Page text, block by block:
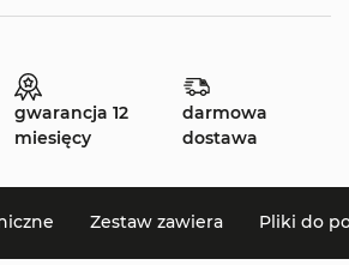
gwarancja 12
miesięcy
darmowa
dostawa
Zestaw zawiera Pliki do